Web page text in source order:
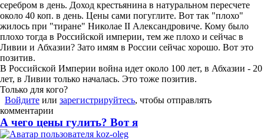
серебром в день. Доход крестьянина в натуральном пересчете
около 40 коп. в день. Цены сами погуглите. Вот так "плохо"
жилось при "тиране" Николае II Александровиче. Кому было
плохо тогда в Российской империи, тем же плохо и сейчас в
Ливии и Абхазии? Зато имям в России сейчас хорошо. Вот это
позитив.
В Российской Империи война идет около 100 лет, в Абхазии - 20
лет, в Ливии только началась. Это тоже позитив.
Только для кого?
Войдите или зарегистрируйтесь, чтобы отправлять
комментарии
А чего цены гулить? Вот я